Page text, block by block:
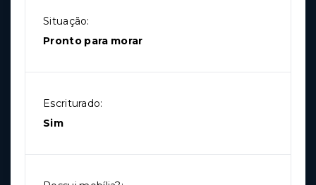
Situação:
Pronto para morar
Escriturado:
Sim